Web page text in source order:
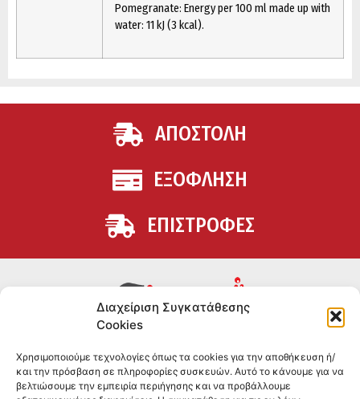
Διαχείριση Συγκατάθεσης
Cookies
Χρησιμοποιούμε τεχνολογίες όπως τα cookies για την αποθήκευση ή/
και την πρόσβαση σε πληροφορίες συσκευών. Αυτό το κάνουμε για να
βελτιώσουμε την εμπειρία περιήγησης και να προβάλλουμε
Pomegranate: Energy per 100 ml made up with
water: 11 kJ (3 kcal).
ΑΠΟΣΤΟΛΗ
ΕΞΟΦΛΗΣΗ
ΕΠΙΣΤΡΟΦΕΣ
θέλουν να βελτιώσουν τη διατροφή και την υγεία τους.
Επώνυμα brands και εμπειρία ετών στο χώρο.